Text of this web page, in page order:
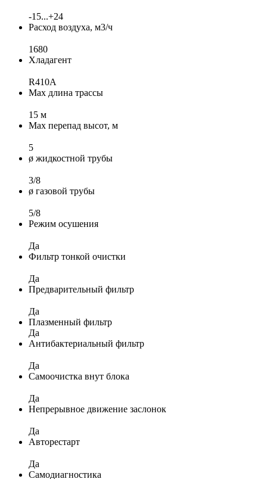
-15...+24
Расход воздуха, м3/ч
1680
Хладагент
R410A
Max длина трассы
15 м
Max перепад высот, м
5
ø жидкостной трубы
3/8
ø газовой трубы
5/8
Режим осушения
Да
Фильтр тонкой очистки
Да
Предварительный фильтр
Да
Плазменный фильтр
Да
Антибактериальный фильтр
Да
Самоочистка внут блока
Да
Непрерывное движение заслонок
Да
Авторестарт
Да
Самодиагностика